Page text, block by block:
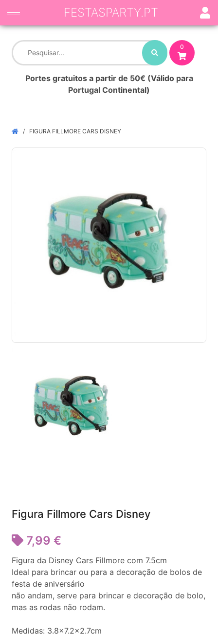
0
Portes gratuitos a partir de 50€ (Válido para
Portugal Continental)
FESTASPARTY.PT
FIGURA FILLMORE CARS DISNEY
Figura Fillmore Cars Disney
7,99 €
Figura da Disney Cars Fillmore com 7.5cm
Ideal para brincar ou para a decoração de bolos de
festa de aniversário
não andam, serve para brincar e decoração de bolo,
mas as rodas não rodam.
Medidas: 3.8x7.2x2.7cm